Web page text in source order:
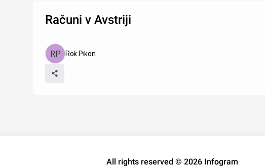
Računi v Avstriji
Rok Pikon
All rights reserved © 2026 Infogram